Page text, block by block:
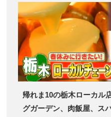
帰れま10の栃木ローカル
グガーデン、肉飯屋、ス